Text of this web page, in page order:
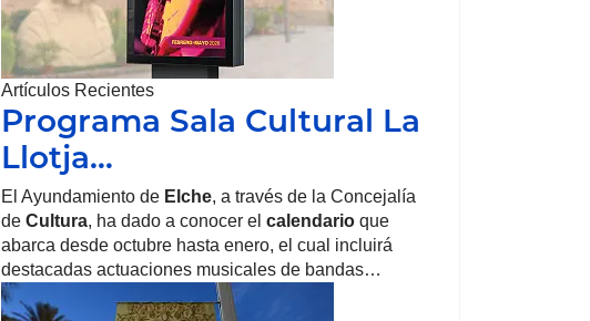
Artículos Recientes
Programa Sala Cultural La
Llotja…
El Ayundamiento de Elche, a través de la Concejalía
de Cultura, ha dado a conocer el calendario que
abarca desde octubre hasta enero, el cual incluirá
destacadas actuaciones musicales de bandas…